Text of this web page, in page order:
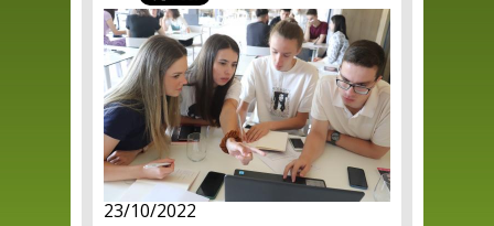
23/10/2022